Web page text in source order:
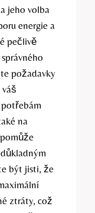
jeho volba
energie a
pečlivě
požadavky
na
⁤být jisti, že⁢
​ztráty, což